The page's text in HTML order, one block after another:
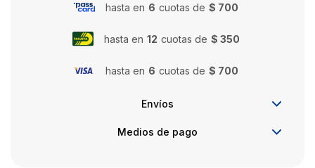
hasta en 6 cuotas de $ 700
hasta en 12 cuotas de $ 350
hasta en 6 cuotas de $ 700
Envíos
Medios de pago